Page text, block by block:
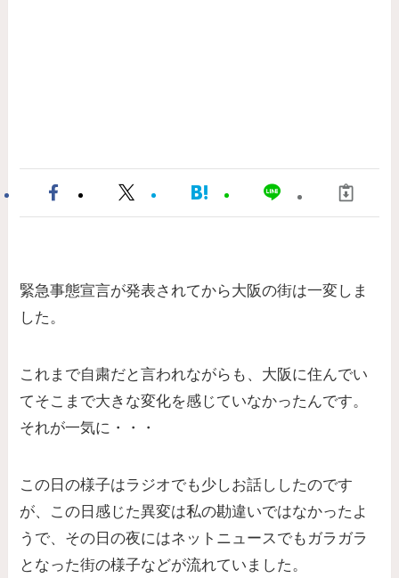
緊急事態宣言が発表されてから大阪の街は一変しま
した。
これまで自粛だと言われながらも、大阪に住んでい
てそこまで大きな変化を感じていなかったんです。
それが一気に・・・
この日の様子はラジオでも少しお話ししたのです
が、この日感じた異変は私の勘違いではなかったよ
うで、その日の夜にはネットニュースでもガラガラ
となった街の様子などが流れていました。